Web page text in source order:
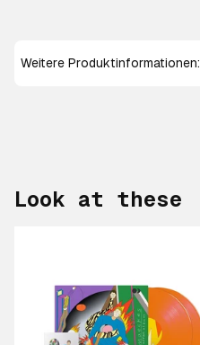
Weitere Produktinformationen:
Look at these